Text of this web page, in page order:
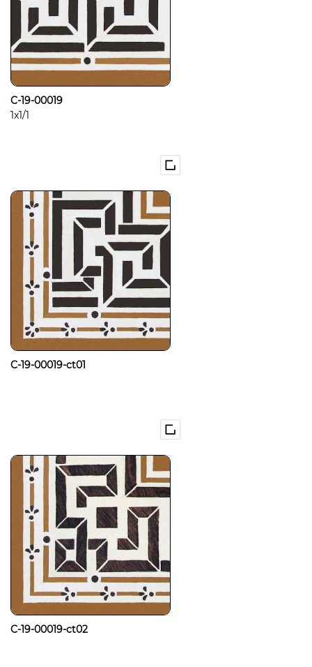
C-19-00019
1x1/1
C-19-00019-ct01
C-19-00019-ct02